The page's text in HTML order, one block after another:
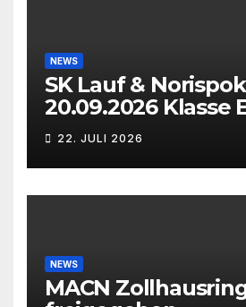
NEWS
SK Lauf &
20.09.2026 Klasse
22. JULI 2026
NEWS
MACN